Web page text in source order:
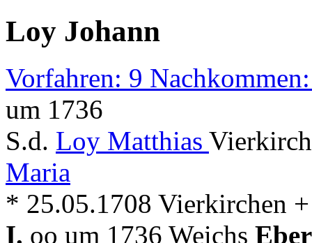
Loy Johann
Vorfahren: 9
um 1736
S.d. Loy Matthias
Maria
* 25.05.1708 Vierkirchen
I. oo um 1736 Weichs